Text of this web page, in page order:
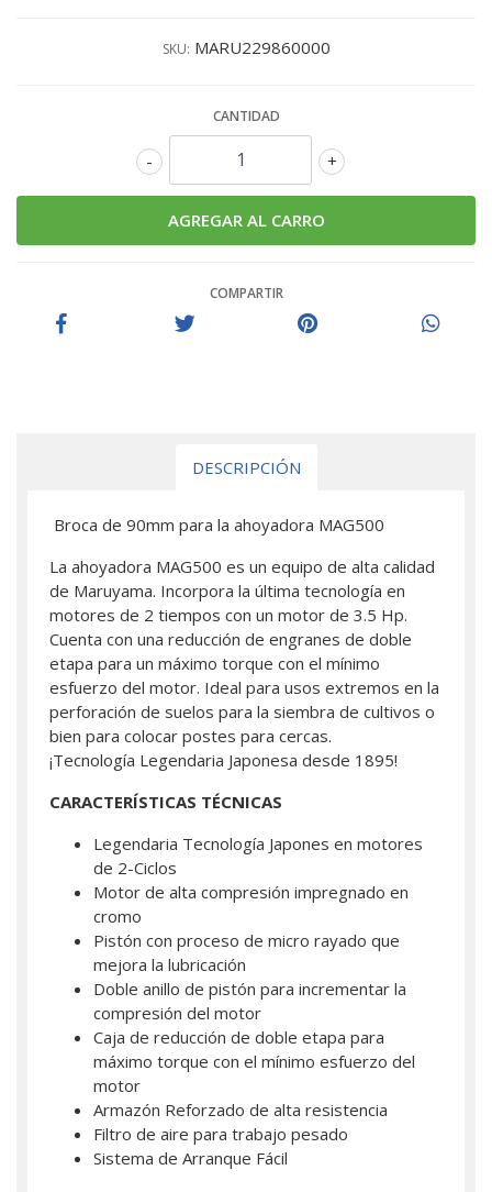
SKU: MARU229860000
CANTIDAD
+
-
COMPARTIR
DESCRIPCIÓN
Broca de 90mm para la ahoyadora MAG500
La ahoyadora MAG500 es un equipo de alta calidad
de Maruyama. Incorpora la última tecnología en
motores de 2 tiempos con un motor de 3.5 Hp.
Cuenta con una reducción de engranes de doble
etapa para un máximo torque con el mínimo
esfuerzo del motor. Ideal para usos extremos en la
perforación de suelos para la siembra de cultivos o
bien para colocar postes para cercas.
¡Tecnología Legendaria Japonesa desde 1895!
CARACTERÍSTICAS TÉCNICAS
Legendaria Tecnología Japones en motores
de 2-Ciclos
Motor de alta compresión impregnado en
cromo
Pistón con proceso de micro rayado que
mejora la lubricación
Doble anillo de pistón para incrementar la
compresión del motor
Caja de reducción de doble etapa para
máximo torque con el mínimo esfuerzo del
motor
Armazón Reforzado de alta resistencia
Filtro de aire para trabajo pesado
Sistema de Arranque Fácil